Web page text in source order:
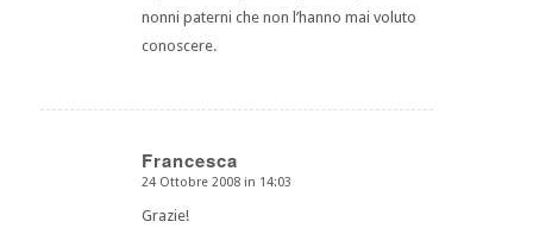
nonni paterni che non l’hanno mai voluto
conoscere.
Francesca
dice:
24 Ottobre 2008 in 14:03
Grazie!